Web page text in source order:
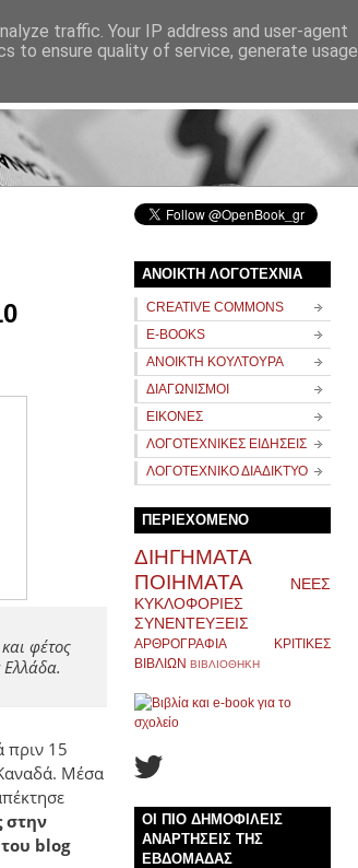
φέτος
πριν 15
Μέσα
στην
του blog
ΑΝΟΙΚΤΗ ΛΟΓΟΤΕΧΝΙΑ
CREATIVE COMMONS
E-BOOKS
ΑΝΟΙΚΤΗ ΚΟΥΛΤΟΥΡΑ
ΔΙΑΓΩΝΙΣΜΟΙ
ΕΙΚΟΝΕΣ
ΛΟΓΟΤΕΧΝΙΚΕΣ ΕΙΔΗΣΕΙΣ
ΛΟΓΟΤΕΧΝΙΚΟ ΔΙΑΔΙΚΤΥΟ
ΠΕΡΙΕΧΟΜΕΝΟ
ΔΙΗΓΗΜΑΤΑ
ΠΟΙΗΜΑΤΑ
ΝΕΕΣ
ΚΥΚΛΟΦΟΡΙΕΣ
ΣΥΝΕΝΤΕΥΞΕΙΣ
ΑΡΘΡΟΓΡΑΦΙΑ
ΚΡΙΤΙΚΕΣ
ΒΙΒΛΙΩΝ ΒΙΒΛΙΟΘΗΚΗ
ΟΙ ΠΙΟ ΔΗΜΟΦΙΛΕΙΣ
ΑΝΑΡΤΗΣΕΙΣ ΤΗΣ
ΕΒΔΟΜΑΔΑΣ
traffic. Your IP address and user-agent
to ensure quality of service, generate usage